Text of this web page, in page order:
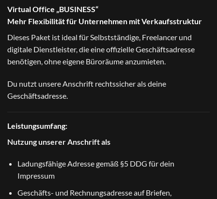
Virtual Office „BUSINESS“
Mehr Flexibilität für Unternehmen mit Verkaufsstruktur
Dieses Paket ist ideal für Selbstständige, Freelancer und
digitale Dienstleister, die eine offizielle Geschäftsadresse
benötigen, ohne eigene Büroräume anzumieten.
Du nutzt unsere Anschrift rechtssicher als deine
Geschäftsadresse.
Leistungsumfang:
Nutzung unserer Anschrift als
Ladungsfähige Adresse gemäß §5 DDG für dein
Impressum
Geschäfts- und Rechnungsadresse auf Briefen,